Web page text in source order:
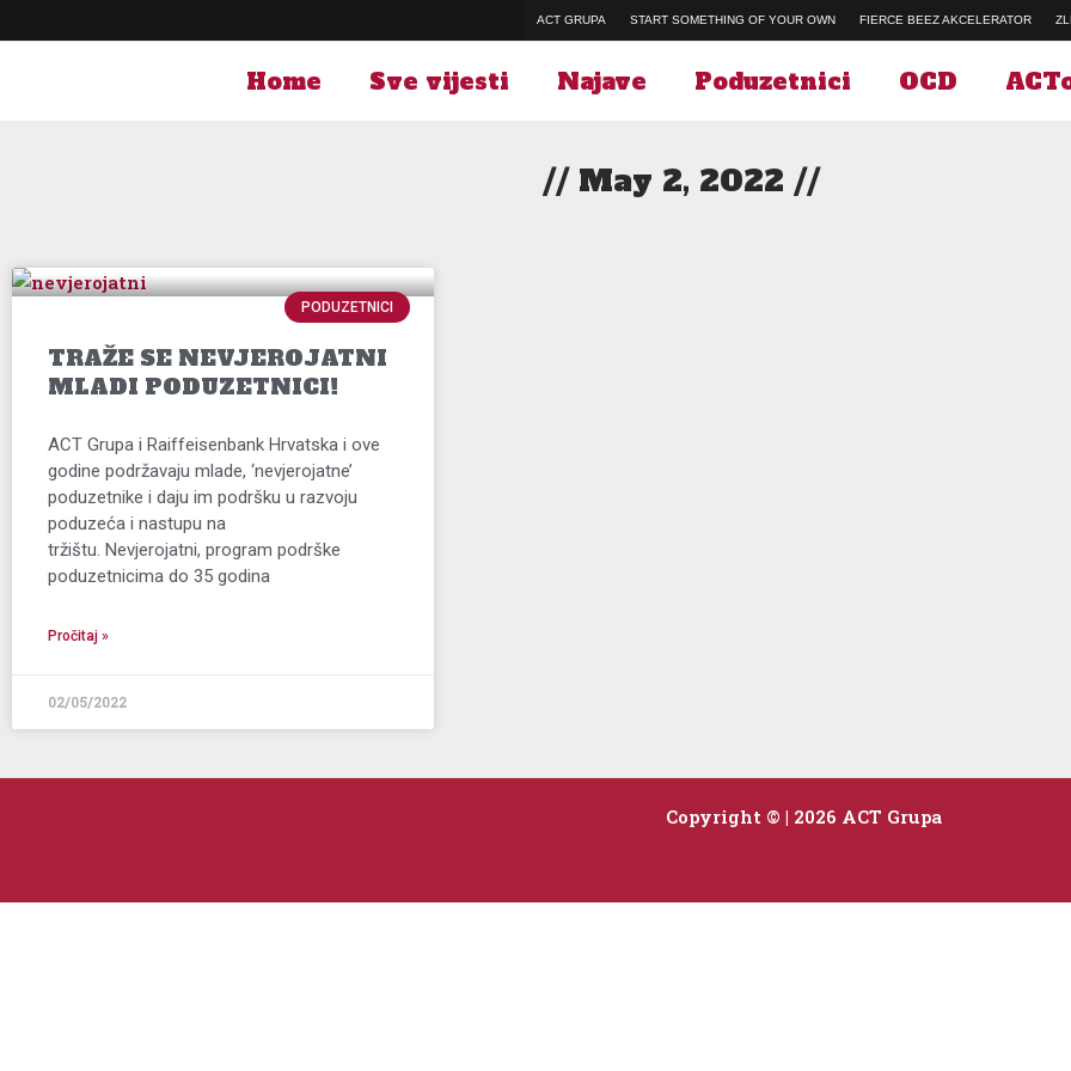
to
ACT GRUPA START SOMETHING OF YOUR OWN FIERCE BEEZ AKCELERATOR
Home Sve vijesti Najave Poduzetnici OCD
// May 2, 2022 //
PODUZETNICI
TRAŽE SE NEVJEROJATNI
MLADI PODUZETNICI!
ACT Grupa i Raiffeisenbank Hrvatska i ove
godine podržavaju mlade, ‘nevjerojatne’
poduzetnike i daju im podršku u razvoju
poduzeća i nastupu na
tržištu. Nevjerojatni, program podrške
poduzetnicima do 35 godina
Pročitaj »
02/05/2022
Copyright © | 2026 ACT Grupa